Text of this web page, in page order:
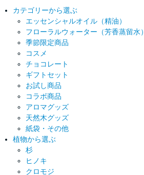
カテゴリーから選ぶ
エッセンシャルオイル（精油）
フローラルウォーター（芳香蒸留水）
季節限定商品
コスメ
チョコレート
ギフトセット
お試し商品
コラボ商品
アロマグッズ
天然木グッズ
紙袋・その他
植物から選ぶ
杉
ヒノキ
クロモジ